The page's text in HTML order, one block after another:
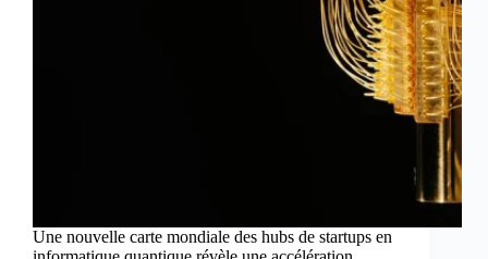
Une nouvelle carte mondiale des hubs de startups en